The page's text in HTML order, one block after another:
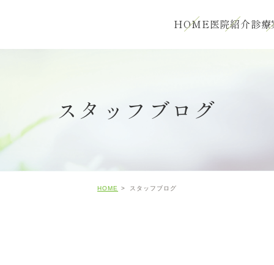
HOME医院紹介診
スタッフブログ
HOME スタッフブログ